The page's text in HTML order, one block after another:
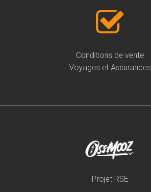
Conditions de vente
Voyages et Assurances
Projet RSE